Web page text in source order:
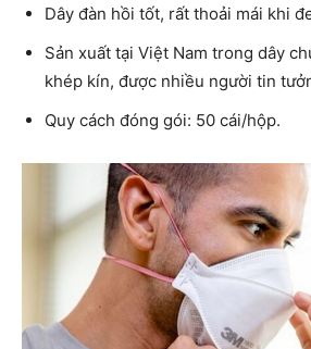
Dây đàn hồi tốt, rất thoải mái khi
Sản xuất tại Việt Nam trong dây
khép kín, được nhiều người tin
Quy cách đóng gói: 50 cái/hộp.